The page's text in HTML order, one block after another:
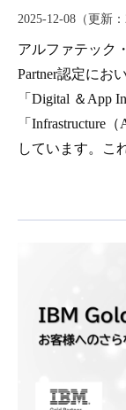
2025-12-08 （更新：
アルファテック
Partner認定にお
「Digital ＆App
「Infrastructure
しています。こ
クリアすること
構築のソリュー